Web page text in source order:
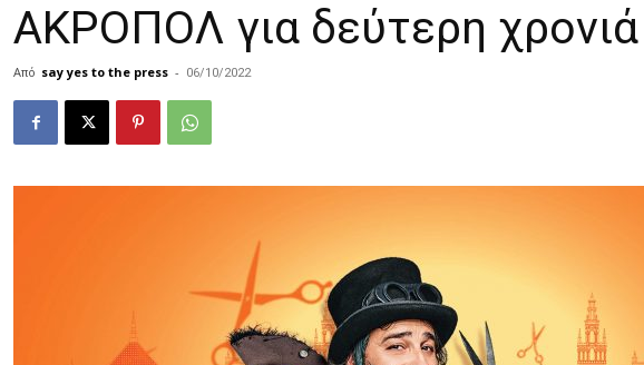
ΑΚΡΟΠΟΛ για δεύτερη χρονιά
Από say yes to the press - 06/10/2022